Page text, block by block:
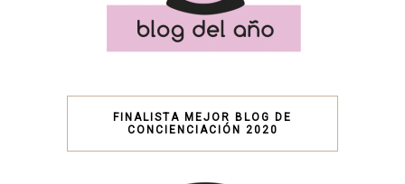
FINALISTA MEJOR BLOG DE
CONCIENCIACIÓN 2020